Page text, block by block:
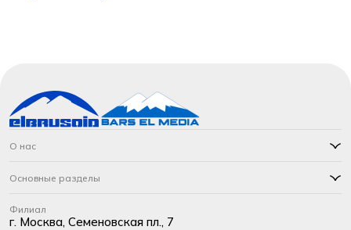
О нас
Основные разделы
Филиал
г. Москва, Семеновская пл., 7